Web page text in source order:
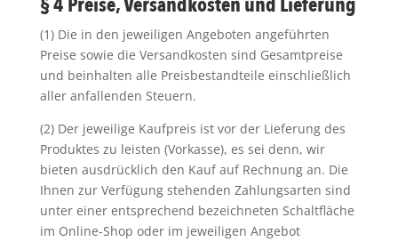
§ 4 Preise, Versandkosten und Lieferung
(1) Die in den jeweiligen Angeboten angeführten
Preise sowie die Versandkosten sind Gesamtpreise
und beinhalten alle Preisbestandteile einschließlich
aller anfallenden Steuern.
(2) Der jeweilige Kaufpreis ist vor der Lieferung des
Produktes zu leisten (Vorkasse), es sei denn, wir
bieten ausdrücklich den Kauf auf Rechnung an. Die
Ihnen zur Verfügung stehenden Zahlungsarten sind
unter einer entsprechend bezeichneten Schaltfläche
im Online-Shop oder im jeweiligen Angebot